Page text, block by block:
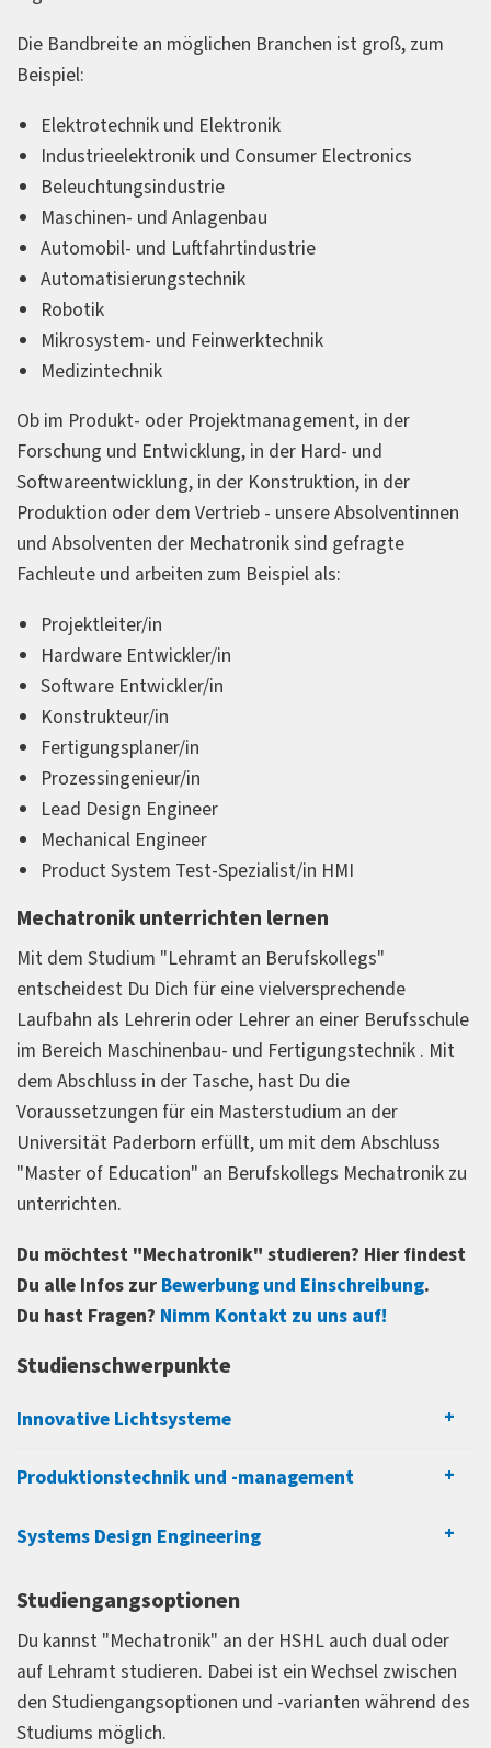
Die Bandbreite an möglichen Branchen ist groß, zum
Beispiel:
Elektrotechnik und Elektronik
Industrieelektronik und Consumer Electronics
Beleuchtungsindustrie
Maschinen- und Anlagenbau
Automobil- und Luftfahrtindustrie
Automatisierungstechnik
Robotik
Mikrosystem- und Feinwerktechnik
Medizintechnik
Ob im Produkt- oder Projektmanagement, in der
Forschung und Entwicklung, in der Hard- und
Softwareentwicklung, in der Konstruktion, in der
Produktion oder dem Vertrieb - unsere Absolventinnen
und Absolventen der Mechatronik sind gefragte
Fachleute und arbeiten zum Beispiel als:
Projektleiter/in
Hardware Entwickler/in
Software Entwickler/in
Konstrukteur/in
Fertigungsplaner/in
Prozessingenieur/in
Lead Design Engineer
Mechanical Engineer
Product System Test-Spezialist/in HMI
Mechatronik unterrichten lernen
Mit dem Studium "Lehramt an Berufskollegs"
entscheidest Du Dich für eine vielversprechende
Laufbahn als Lehrerin oder Lehrer an einer Berufsschule
im Bereich Maschinenbau- und Fertigungstechnik . Mit
dem Abschluss in der Tasche, hast Du die
Voraussetzungen für ein Masterstudium an der
Universität Paderborn erfüllt, um mit dem Abschluss
"Master of Education" an Berufskollegs Mechatronik zu
unterrichten.
Du möchtest "Mechatronik" studieren? Hier findest
Du alle Infos zur Bewerbung und Einschreibung.
Du hast Fragen? Nimm Kontakt zu uns auf!
Studienschwerpunkte
Innovative Lichtsysteme
Produktionstechnik und -management
Systems Design Engineering
Studiengangsoptionen
Du kannst "Mechatronik" an der HSHL auch dual oder
auf Lehramt studieren. Dabei ist ein Wechsel zwischen
den Studiengangsoptionen und -varianten während des
Studiums möglich.